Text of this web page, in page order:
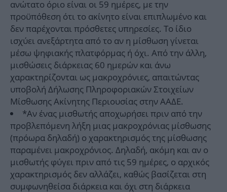
ανώτατο όριο είναι οι 59 ημέρες, με την
προϋπόθεση ότι το ακίνητο είναι επιπλωμένο και
δεν παρέχονται πρόσθετες υπηρεσίες. Το ίδιο
ισχύει ανεξάρτητα από το αν η μίσθωση γίνεται
μέσω ψηφιακής πλατφόρμας ή όχι. Από την άλλη,
μισθώσεις διάρκειας 60 ημερών και άνω
χαρακτηρίζονται ως μακροχρόνιες, απαιτώντας
υποβολή Δήλωσης Πληροφοριακών Στοιχείων
Μίσθωσης Ακίνητης Περιουσίας στην ΑΑΔΕ.
*Αν ένας μισθωτής αποχωρήσει πριν από την
προβλεπόμενη λήξη μιας μακροχρόνιας μίσθωσης
(πρόωρα δηλαδή) ο χαρακτηρισμός της μίσθωσης
παραμένει μακροχρόνιος. Δηλαδή, ακόμη και αν ο
μισθωτής φύγει πριν από τις 59 ημέρες, ο αρχικός
χαρακτηρισμός δεν αλλάζει, καθώς βασίζεται στη
συμφωνηθείσα διάρκεια και όχι στη διάρκεια